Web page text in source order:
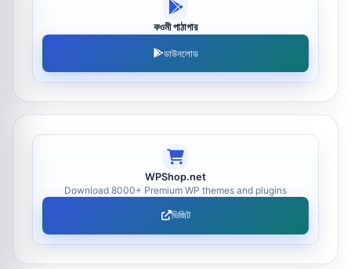
কওমী পাঠাগার
ডাউনলোড
WPShop.net
Download 8000+ Premium WP themes and plugins
ভিজিট